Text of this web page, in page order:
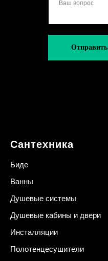
Отправить
Сантехника
Биде
Ванны
Душевые системы
Душевые кабины и двери
Инсталляции
Полотенцесушители